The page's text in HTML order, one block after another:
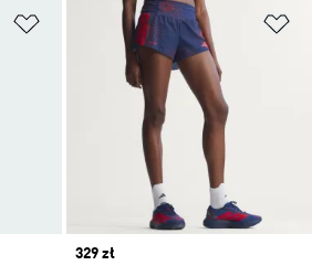
Dodaj do listy życzeń
Price
329 zł